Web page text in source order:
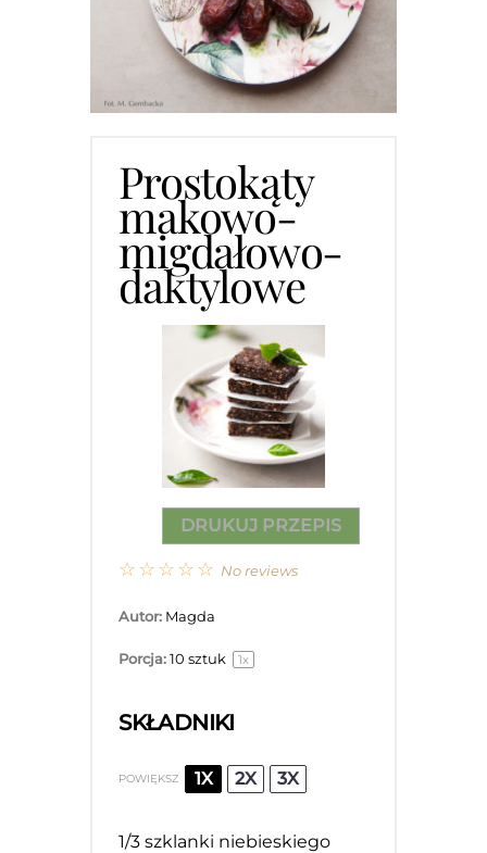
Prostokąty
makowo-
migdałowo-
daktylowe
DRUKUJ PRZEPIS
☆
☆
☆
☆
☆ No reviews
Autor: Magda
Porcja: 10 sztuk 1x
SKŁADNIKI
POWIĘKSZ 1X 2X 3X
1/3 szklanki niebieskiego